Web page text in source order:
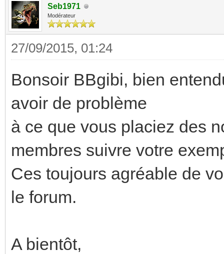
Seb1971
Modérateur
27/09/2015, 01:24
Bonsoir BBgibi, bien
avoir de problème
à ce que vous placiez des
membres suivre votre
Ces toujours agréable de
le forum.
A bientôt,